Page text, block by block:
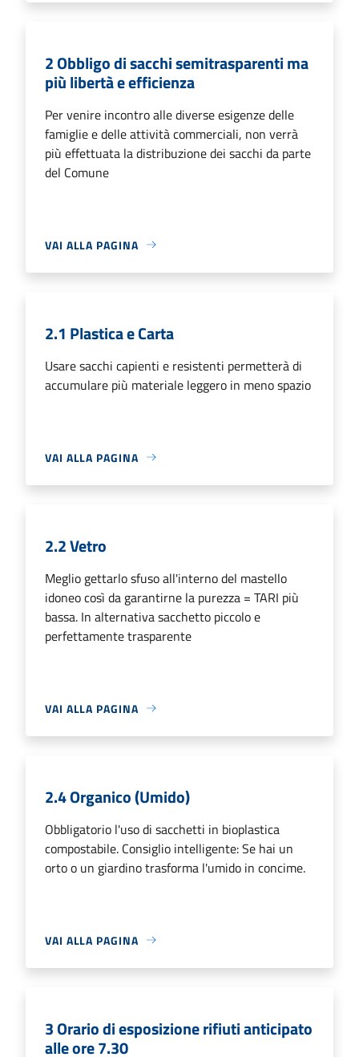
2 Obbligo di sacchi semitrasparenti ma
più libertà e efficienza
Per venire incontro alle diverse esigenze delle
famiglie e delle attività commerciali, non verrà
più effettuata la distribuzione dei sacchi da parte
del Comune
VAI ALLA PAGINA
2.1 Plastica e Carta
Usare sacchi capienti e resistenti permetterà di
accumulare più materiale leggero in meno spazio
VAI ALLA PAGINA
2.2 Vetro
Meglio gettarlo sfuso all'interno del mastello
idoneo così da garantirne la purezza = TARI più
bassa. In alternativa sacchetto piccolo e
perfettamente trasparente
VAI ALLA PAGINA
2.4 Organico (Umido)
Obbligatorio l'uso di sacchetti in bioplastica
compostabile. Consiglio intelligente: Se hai un
orto o un giardino trasforma l'umido in concime.
VAI ALLA PAGINA
3 Orario di esposizione rifiuti anticipato
alle ore 7.30